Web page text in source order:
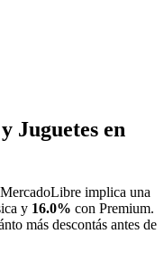
Juguetes en
implica una
y 16.0% con Premium.
más descontás antes de